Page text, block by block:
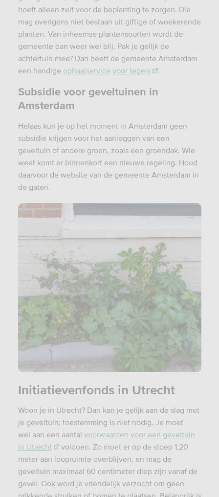
hoeft alleen zelf voor de beplanting te zorgen. Die
mag overigens niet bestaan uit giftige of woekerende
planten. Van inheemse plantensoorten wordt de
gemeente dan weer wel blij. Pak je gelijk de
achtertuin mee? Dan heeft de gemeente Amsterdam
een handige ophaalservice voor tegels .
Subsidie voor geveltuinen in
Amsterdam
Helaas kun je op het moment in Amsterdam geen
subsidie krijgen voor het aanleggen van een
geveltuin of andere groen, zoals een groendak. Wie
weet komt er binnenkort een nieuwe regeling. Houd
daarvoor de website van de gemeente Amsterdam in
de gaten.
Initiatievenfonds in Utrecht
Woon je in Utrecht? Dan kan je gelijk aan de slag met
je geveltuin; toestemming is niet nodig. Je moet
wel aan een aantal voorwaarden voor een geveltuin
in Utrecht
voldoen. Zo moet er op de stoep 1,20
meter aan loopruimte overblijven, en mag de
geveltuin maximaal 60 centimeter diep zijn vanaf de
gevel. Ook word je vriendelijk verzocht om geen